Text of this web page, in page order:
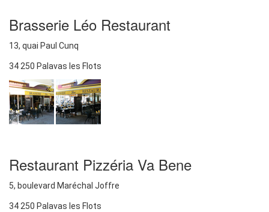
Brasserie Léo Restaurant
13, quai Paul Cunq
34 250 Palavas les Flots
Restaurant Pizzéria Va Bene
5, boulevard Maréchal Joffre
34 250 Palavas les Flots